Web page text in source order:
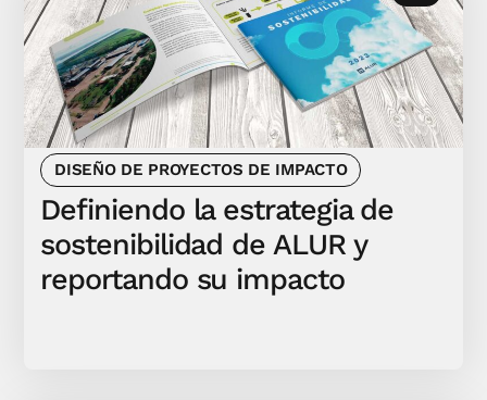
DISEÑO DE PROYECTOS DE IMPACTO
Definiendo la estrategia de
sostenibilidad de ALUR y
reportando su impacto